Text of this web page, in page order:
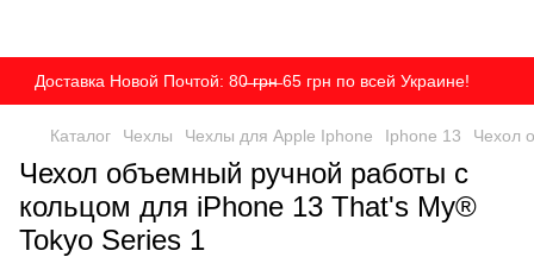
Доставка Новой Почтой: 80̶ ̶г̶р̶н̶ 65 грн по всей Украине!
Каталог Чехлы Чехлы для Apple Iphone Iphone 13 Чехол
Чехол объемный ручной работы c
кольцом для iPhone 13 That's My®
Tokyo Series 1